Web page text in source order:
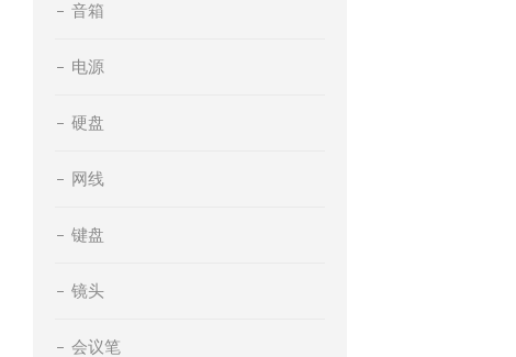
音箱
电源
硬盘
网线
键盘
镜头
会议笔